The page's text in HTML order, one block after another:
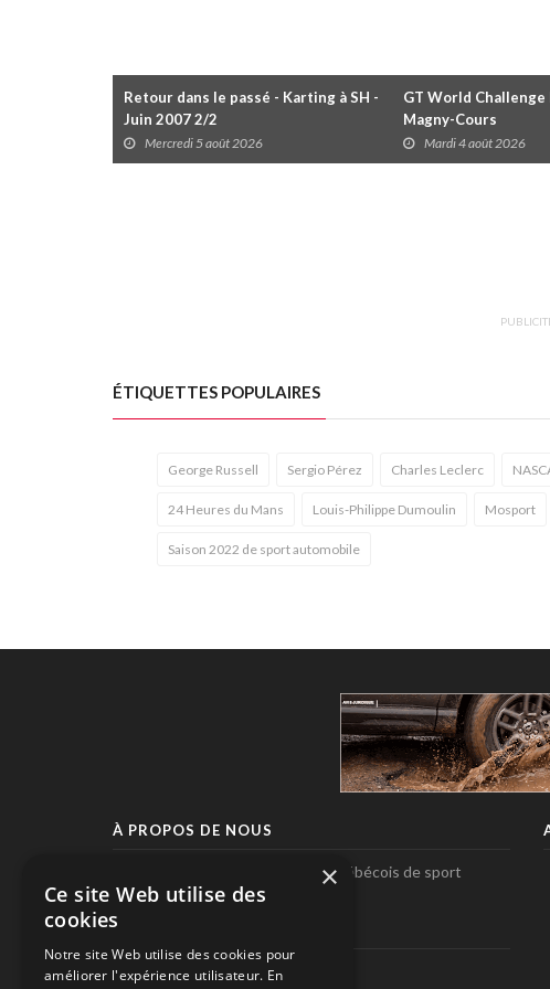
Retour dans le passé - Karting à SH -
Juin 2007 2/2
Mercredi 5 août 2026
GT World Challenge
Magny-Cours
Mardi 4 août 2026
ÉTIQUETTES POPULAIRES
George Russell Sergio Pérez Charles Leclerc
24 Heures du Mans Louis-Philippe Dumoulin Mosport
Saison 2022 de sport automobile
À PROPOS DE NOUS
Pole-Position, le seul magazine québécois de sport
automobile.
SUIVEZ-NOUS
×
Ce site Web utilise des
cookies
Notre site Web utilise des cookies pour
améliorer l'expérience utilisateur. En